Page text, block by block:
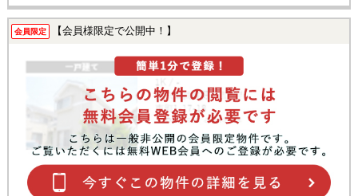
会員限定 【会員様限定で公開中！】